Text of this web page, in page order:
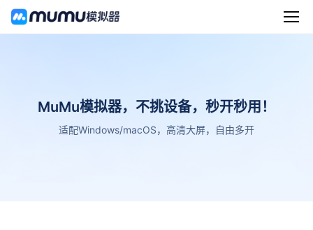
MuMu模拟器，不挑设备，秒开秒用！
适配Windows/macOS，高清大屏，自由多开